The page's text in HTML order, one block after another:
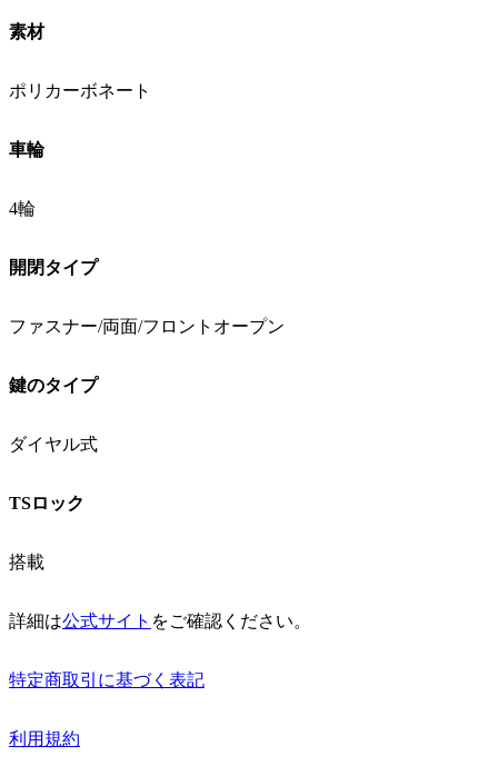
素材
ポリカーボネート
車輪
4輪
開閉タイプ
ファスナー/両面/フロントオープン
鍵のタイプ
ダイヤル式
TSロック
搭載
詳細は公式サイト をご確認ください。
特定商取引に基づく表記
利用規約